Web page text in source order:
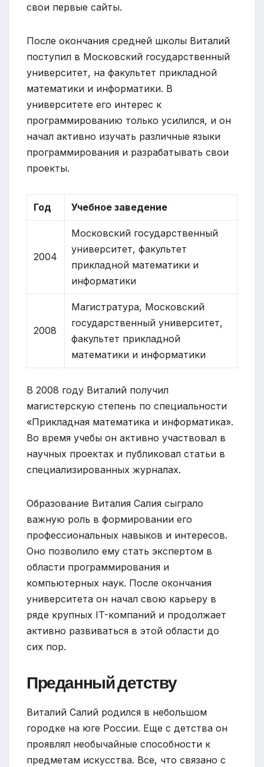
свои первые сайты.
После окончания средней школы Виталий
поступил в Московский государственный
университет, на факультет прикладной
математики и информатики. В
университете его интерес к
программированию только усилился, и он
начал активно изучать различные языки
программирования и разрабатывать свои
проекты.
Год Учебное заведение
2004
Московский государственный
университет, факультет
прикладной математики и
информатики
2008
Магистратура, Московский
государственный университет,
факультет прикладной
математики и информатики
В 2008 году Виталий получил
магистерскую степень по специальности
«Прикладная математика и информатика».
Во время учебы он активно участвовал в
научных проектах и публиковал статьи в
специализированных журналах.
Образование Виталия Салия сыграло
важную роль в формировании его
профессиональных навыков и интересов.
Оно позволило ему стать экспертом в
области программирования и
компьютерных наук. После окончания
университета он начал свою карьеру в
ряде крупных IT-компаний и продолжает
активно развиваться в этой области до
сих пор.
Преданный детству
Виталий Салий родился в небольшом
городке на юге России. Еще с детства он
проявлял необычайные способности к
предметам искусства. Все, что связано с